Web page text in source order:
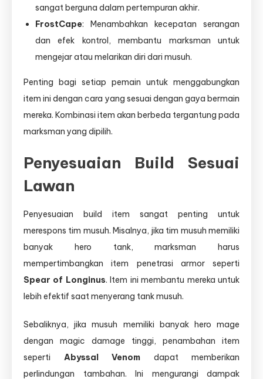
sangat berguna dalam pertempuran akhir.
FrostCape: Menambahkan kecepatan serangan
dan efek kontrol, membantu marksman untuk
mengejar atau melarikan diri dari musuh.
Penting bagi setiap pemain untuk menggabungkan
item ini dengan cara yang sesuai dengan gaya bermain
mereka. Kombinasi item akan berbeda tergantung pada
marksman yang dipilih.
Penyesuaian Build Sesuai
Lawan
Penyesuaian build item sangat penting untuk
merespons tim musuh. Misalnya, jika tim musuh memiliki
banyak hero tank, marksman harus
mempertimbangkan item penetrasi armor seperti
Spear of Longinus. Item ini membantu mereka untuk
lebih efektif saat menyerang tank musuh.
Sebaliknya, jika musuh memiliki banyak hero mage
dengan magic damage tinggi, penambahan item
seperti Abyssal Venom dapat memberikan
perlindungan tambahan. Ini mengurangi dampak